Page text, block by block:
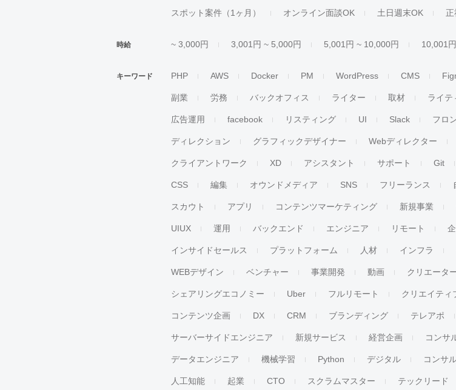
スポット案件（1ヶ月） オンライン面談OK 土日週末OK
時給 ~ 3,000円 3,001円 ~ 5,000円 5,001円 ~ 10,000円 10,001
キーワード PHP AWS Docker PM WordPress CMS
副業 労務 バックオフィス ライター 取材 ライテ
広告運用 facebook リスティング UI Slack フロ
ディレクション グラフィックデザイナー Webディレクター
クライアントワーク XD アシスタント サポート Git
CSS 編集 オウンドメディア SNS フリーランス
スカウト アプリ コンテンツマーケティング 新規事業
UIUX 運用 バックエンド エンジニア リモート
インサイドセールス プラットフォーム 人材 インフラ
WEBデザイン ベンチャー 事業開発 動画 クリエータ
シェアリングエコノミー Uber フルリモート クリエイティ
コンテンツ企画 DX CRM ブランディング テレアポ
サーバーサイドエンジニア 新規サービス 経営企画 コンサ
データエンジニア 機械学習 Python デジタル コンサ
人工知能 起業 CTO スクラムマスター テックリード